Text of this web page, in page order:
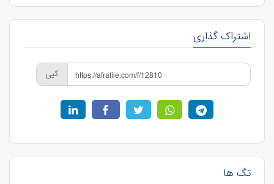
اشتراک گذاری
کپی
تگ ها